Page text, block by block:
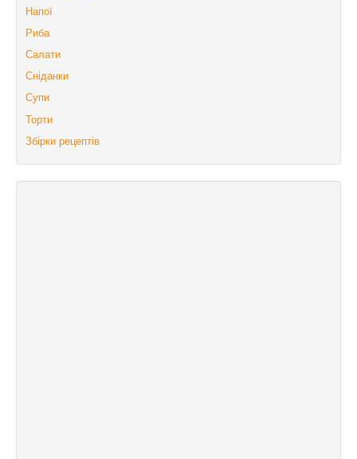
Напої
Риба
Салати
Сніданки
Супи
Торти
Збірки рецептів